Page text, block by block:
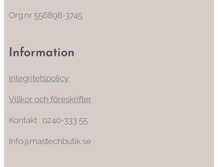
Org.nr 556898-3745
Information
Integritetspolicy
Villkor och föreskrifter
Kontakt : 0240-333 55
Info@mastechbutik.se